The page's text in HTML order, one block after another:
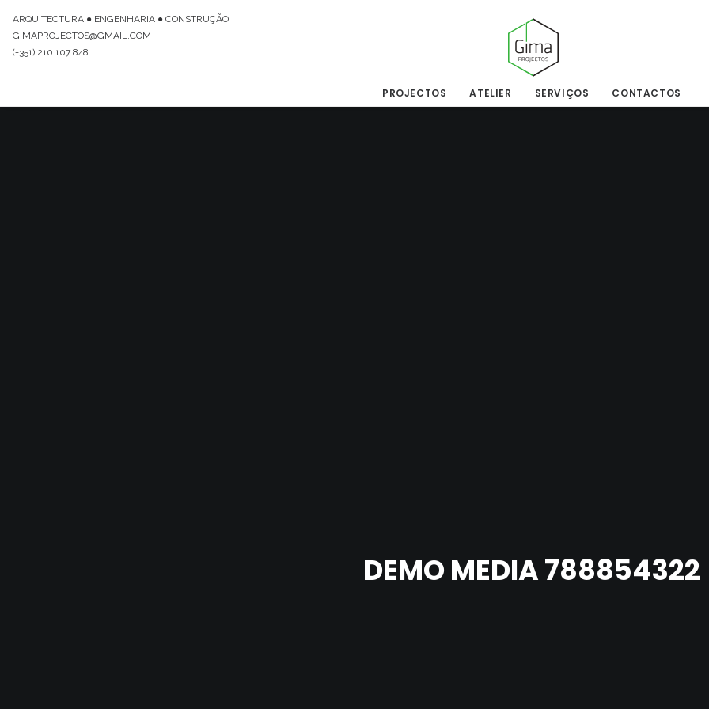
ARQUITECTURA ● ENGENHARIA ● CONSTRUÇÃO
GIMAPROJECTOS@GMAIL.COM
(+351) 210 107 848
PROJECTOS ATELIER SERVIÇOS CONTACTOS
DEMO MEDIA 788854322